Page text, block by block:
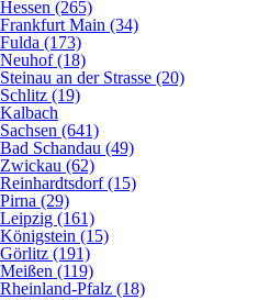
Hessen (265)
Frankfurt Main (34)
Fulda (173)
Neuhof (18)
Steinau an der Strasse (20)
Schlitz (19)
Kalbach
Sachsen (641)
Bad Schandau (49)
Zwickau (62)
Reinhardtsdorf (15)
Pirna (29)
Leipzig (161)
Königstein (15)
Görlitz (191)
Meißen (119)
Rheinland-Pfalz (18)